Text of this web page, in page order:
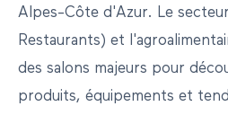
Alpes-Côte d'Azur. Le
Restaurants) et
des salons majeurs pour
produits, équipements et